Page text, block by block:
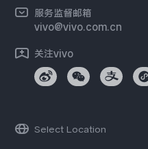
vivo 办公套件
开发者社区
服务监督邮箱
vivo@vivo.com.cn
关注vivo
Select Location